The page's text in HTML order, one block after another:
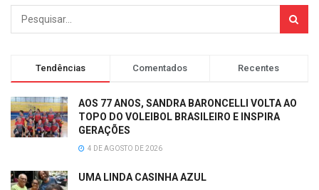
Tendências Comentados Recentes
AOS 77 ANOS, SANDRA BARONCELLI VOLTA AO
TOPO DO VOLEIBOL BRASILEIRO E INSPIRA
GERAÇÕES
4 DE AGOSTO DE 2026
UMA LINDA CASINHA AZUL